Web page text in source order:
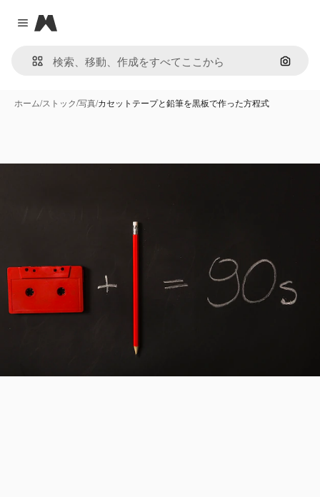
Close menu
Magnific
画像で
ホーム/ストック/写真/カセットテープと鉛筆を黒板で作った方程式